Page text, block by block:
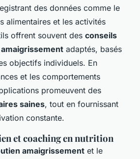
des données comme le
alimentaires et les activités
offrent souvent des conseils
adaptés, basés
objectifs individuels. En
et les comportements
promeuvent des
saines, tout en fournissant
constante.
et coaching en nutrition
amaigrissement et le